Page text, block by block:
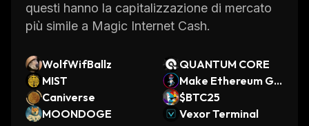
questi hanno la capitalizzazione di mercato
più simile a Magic Internet Cash.
WolfWifBallz
QUANTUM CORE
MIST
Make Ethereum Gr
eat Again
Caniverse
$BTC25
MOONDOGE
Vexor Terminal